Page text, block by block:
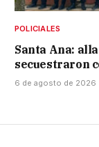
POLICIALES
Santa Ana:
secuestraron
6 de agosto de 2026